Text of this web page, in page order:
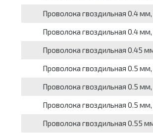
Проволока гвоздильная 0.4 мм,
Проволока гвоздильная 0.4 мм,
Проволока гвоздильная 0.45
Проволока гвоздильная 0.5 мм,
Проволока гвоздильная 0.5 мм,
Проволока гвоздильная 0.5 мм,
Проволока гвоздильная 0.55